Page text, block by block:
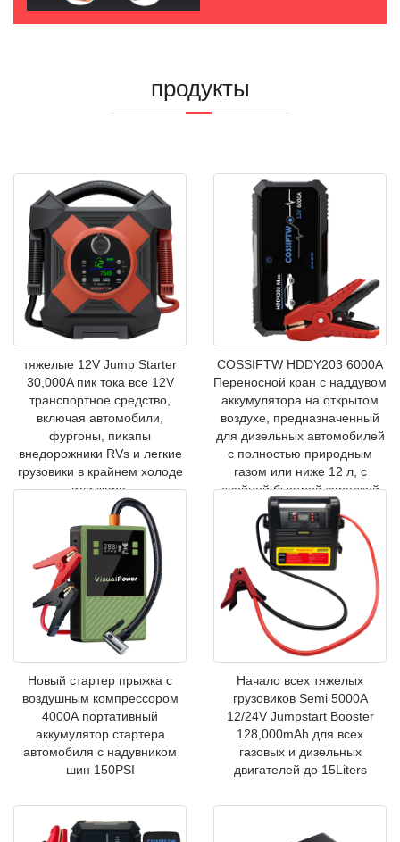
продукты
тяжелые 12V Jump Starter
30,000A пик тока все 12V
транспортное средство,
включая автомобили,
фургоны, пикапы
внедорожники RVs и легкие
грузовики в крайнем холоде
или жаре.
COSSIFTW HDDY203 6000A
Переносной кран с наддувом
аккумулятора на открытом
воздухе, предназначенный
для дизельных автомобилей
с полностью природным
газом или ниже 12 л, с
двойной быстрой зарядкой
USB и выходом постоянного
тока
Новый стартер прыжка с
воздушным компрессором
4000А портативный
аккумулятор стартера
автомобиля с надувником
шин 150PSI
Начало всех тяжелых
грузовиков Semi 5000A
12/24V Jumpstart Booster
128,000mAh для всех
газовых и дизельных
двигателей до 15Liters